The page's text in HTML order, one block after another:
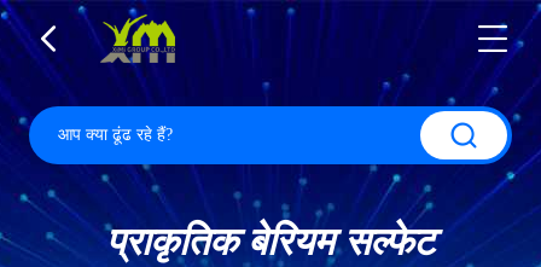
प्राकृतिक बेरियम सल्फेट